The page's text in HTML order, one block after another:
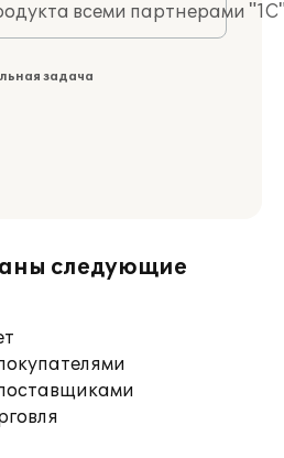
всеми партнерами
задача
следующие